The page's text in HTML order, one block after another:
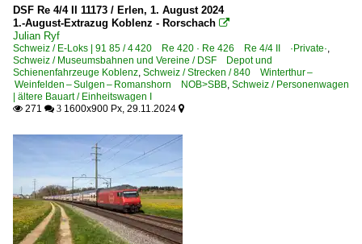
Dampfloks
Dieselloks | bis 100 km/h | 98 80
0 580 BR 580 ·Gmeinder D 100 BB·
E-Loks | Drehstrom | 91 80
6 185 BR 185 ·Traxx AC1/2·
Personenwagen
Schnellzugwagen für DR Y/B 70-Wagen, UIC-Z auch
2013
2014
2015
2016
2018
2020
2020
DSF Re 4/4 II 11173 / Erlen, 1. August 2024
1.-August-Extrazug Koblenz - Rorschach 
Julian Ryf
Schweiz / E-Loks | 91 85 / 4 420 Re 420 · Re 426 Re 4/4 II ·Private·,
Schweiz / Museumsbahnen und Vereine / DSF Depot und
Schienenfahrzeuge Koblenz, Schweiz / Strecken / 840 Winterthur –
Weinfelden – Sulgen – Romanshorn NOB>SBB, Schweiz / Personenwagen
| ältere Bauart / Einheitswagen I
 271  3 1600x900 Px, 29.11.2024 